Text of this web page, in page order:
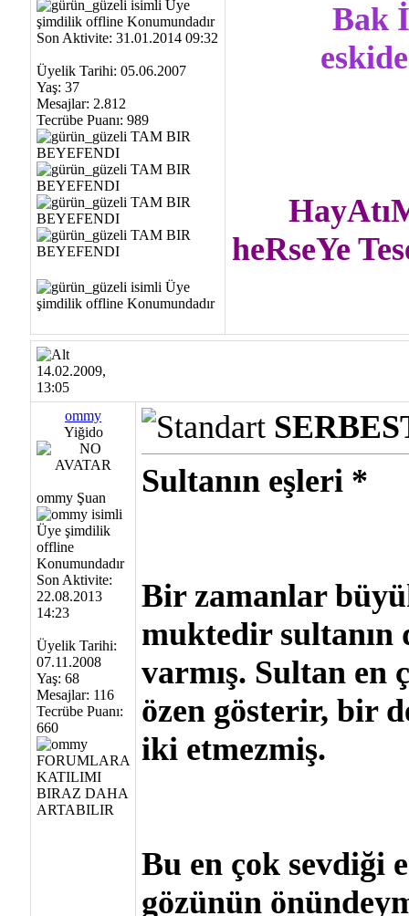
Son Aktivite: 31.01.2014 09:32
Üyelik Tarihi: 05.06.2007
Yaş: 37
Mesajlar: 2.812
Tecrübe Puanı: 989
Bak
heRseYe
14.02.2009,
13:05
ommy
Yiğido
ommy Şuan
Son Aktivite:
22.08.2013
14:23
Üyelik Tarihi:
07.11.2008
Yaş: 68
Mesajlar: 116
Tecrübe Puanı:
660
Sultanın eşleri *
Bir zamanlar
muktedir sultanın
varmış. Sultan en
özen gösterir, bir
iki etmezmiş.
Bu en çok sevdiği
gözünün